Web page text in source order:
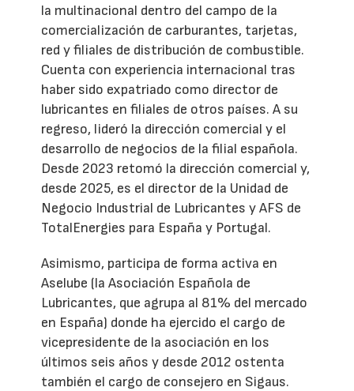
la multinacional dentro del campo de la
comercialización de carburantes, tarjetas,
red y filiales de distribución de combustible.
Cuenta con experiencia internacional tras
haber sido expatriado como director de
lubricantes en filiales de otros países. A su
regreso, lideró la dirección comercial y el
desarrollo de negocios de la filial española.
Desde 2023 retomó la dirección comercial y,
desde 2025, es el director de la Unidad de
Negocio Industrial de Lubricantes y AFS de
TotalEnergies para España y Portugal.
Asimismo, participa de forma activa en
Aselube (la Asociación Española de
Lubricantes, que agrupa al 81% del mercado
en España) donde ha ejercido el cargo de
vicepresidente de la asociación en los
últimos seis años y desde 2012 ostenta
también el cargo de consejero en Sigaus.